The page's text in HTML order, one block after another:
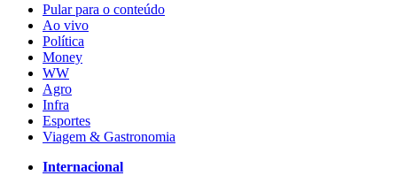
Pular para o conteúdo
Ao vivo
Política
Money
WW
Agro
Infra
Esportes
Viagem & Gastronomia
Internacional